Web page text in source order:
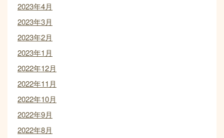
2023年4月
2023年3月
2023年2月
2023年1月
2022年12月
2022年11月
2022年10月
2022年9月
2022年8月